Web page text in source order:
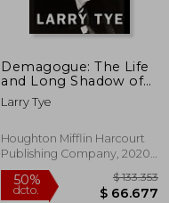
Demagogue: The Life
and Long Shadow of
Senator joe Mccarthy
(en Inglés)
Larry Tye
Houghton Mifflin Harcourt
Publishing Company, 2020,
Tapa Dura, Nuevo